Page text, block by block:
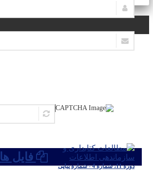
دوره 11، شماره 4 - شماره پیاپی
فایل ها